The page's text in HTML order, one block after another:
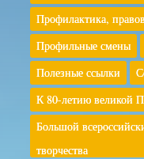
Профилактика,
Профильные смены
Полезные ссылки
К 80-летию великой
Большой
творчества